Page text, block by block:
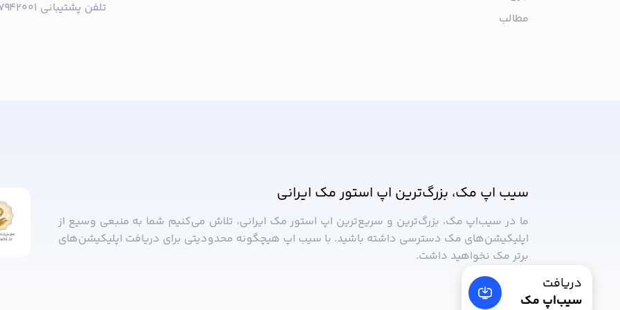
مطالب
تلفن پشتیبانی ۰۲۱۵۷۹۴۲۰۰۱ | به صورت تلفنی پاسخگوی شما هستیم!
سیب اپ مک، بزرگ‌ترین اپ استور مک ایرانی
ما در سیب‌‌اپ مک، بزرگ‌ترین و سریع‌ترین اپ استور مک ایرانی، تلاش می‌کنیم شما به منبعی وسیع از
اپلیکیشن‌های مک دسترسی داشته باشید. با سیب ‌اپ هیچگونه محدودیتی برای دریافت اپلیکیشن‌های
برتر مک نخواهید داشت.
دریافت
سیب‌اپ مک